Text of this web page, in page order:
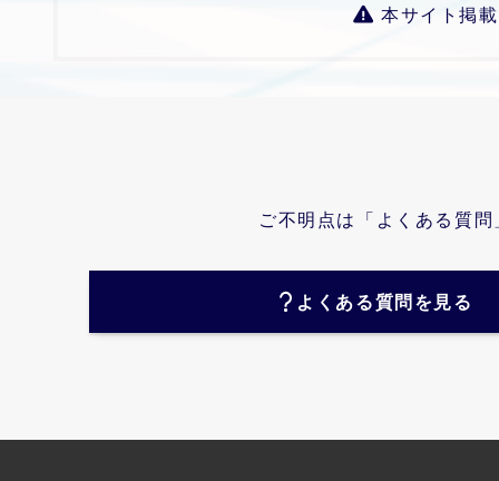
本サイト掲
ご不明点は「よくある質
よくある質問を見る